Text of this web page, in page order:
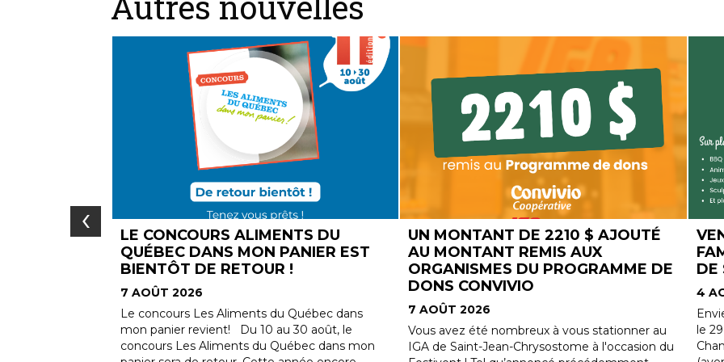
UN MONTANT DE 2210 $ AJOUTÉ
AU MONTANT REMIS AUX
ORGANISMES DU PROGRAMME DE
DONS CONVIVIO
7 AOÛT 2026
Vous avez été nombreux à vous stationner au
IGA de Saint-Jean-Chrysostome à l'occasion du
VENEZ NOMBREUX À LA FÊTE
FAMILIALE DU PARC CHAMPIGNY
DE ST-JEAN-CHRYSOSTOME !
4 AOÛT 2026
Envie de profiter de l'été en famille ? Samedi,
le 29 août, de 11h à 15h, rendez-vous au Parc
Champigny de Saint-Jean-Chrysostome
4
des
‹